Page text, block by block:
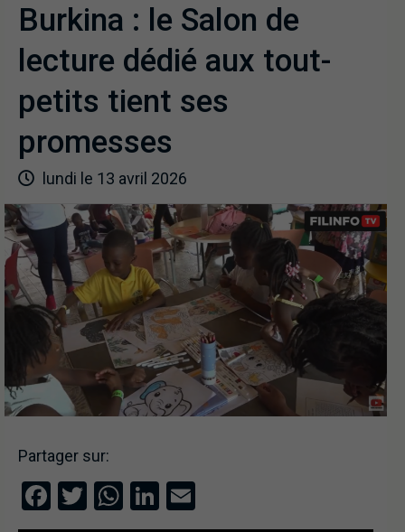
Burkina : le Salon de
lecture dédié aux tout-
petits tient ses
promesses
lundi le 13 avril 2026
Partager sur:
Facebook
Twitter
WhatsApp
LinkedIn